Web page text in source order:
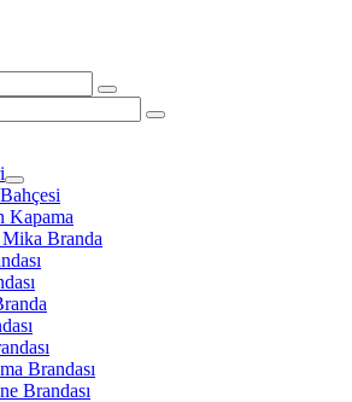
Search
Search
Kapama
Branda
Brandası
Brandası